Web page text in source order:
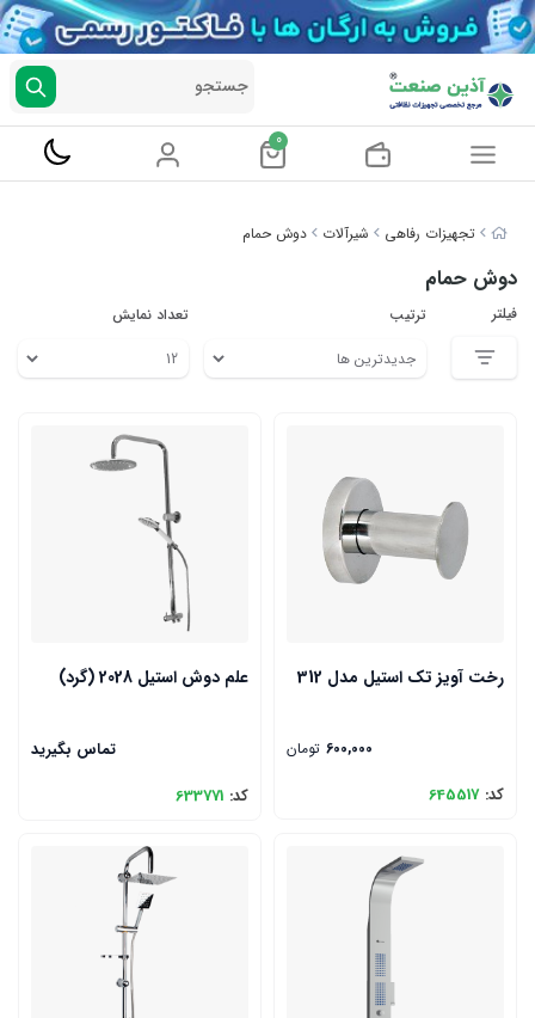
تجهیزات رفاهی شیرآلات دوش حمام
دوش حمام
فیلتر ترتیب تعداد نمایش
رخت آویز تک استیل مدل 312
600,000 تومان
کد: 645517
علم دوش استیل 2028 (گرد)
تماس بگیرید
کد: 633771
جستجو
0